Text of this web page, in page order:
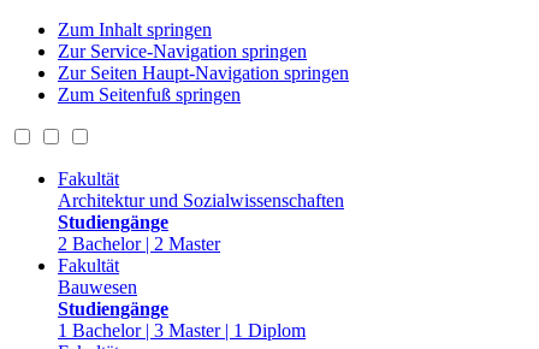
Zum Inhalt springen
Zur Service-Navigation springen
Zur Seiten Haupt-Navigation springen
Zum Seitenfuß springen
Fakultät
Architektur und Sozialwissenschaften
Studiengänge
2 Bachelor | 2 Master
Fakultät
Bauwesen
Studiengänge
1 Bachelor | 3 Master | 1 Diplom